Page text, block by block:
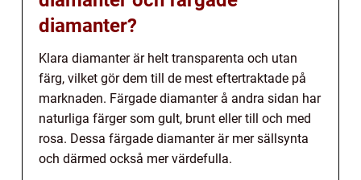
diamanter?
Klara diamanter är helt transparenta och utan
färg, vilket gör dem till de mest eftertraktade på
marknaden. Färgade diamanter å andra sidan har
naturliga färger som gult, brunt eller till och med
rosa. Dessa färgade diamanter är mer sällsynta
och därmed också mer värdefulla.